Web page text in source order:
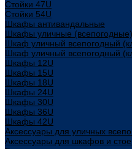
Стойки 47U
Стойки 54U
Шкафы антивандальные
Шкафы уличные (всепогодные)
Шкаф уличный всепогодный
Шкаф уличный всепогодный
Шкафы 12U
Шкафы 15U
Шкафы 18U
Шкафы 24U
Шкафы 30U
Шкафы 36U
Шкафы 42U
Аксессуары для уличных
Аксессуары для шкафов и